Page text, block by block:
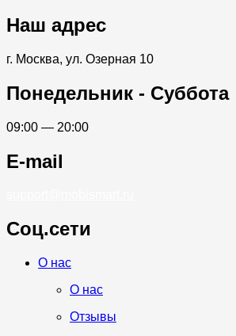
Наш адрес
г. Москва, ул. Озерная 10
Понедельник - Суббота
09:00 — 20:00
E-mail
Соц.сети
Whatsapp
Telegram
О нас
О нас
Отзывы